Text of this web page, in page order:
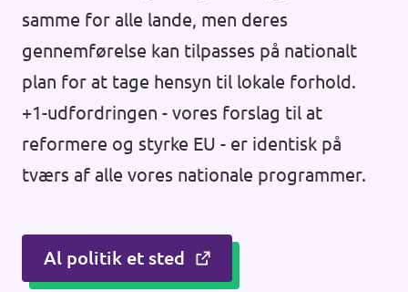
samme for alle lande, men deres
gennemførelse kan tilpasses på nationalt
plan for at tage hensyn til lokale forhold.
+1-udfordringen - vores forslag til at
reformere og styrke EU - er identisk på
tværs af alle vores nationale programmer.
Al politik et sted